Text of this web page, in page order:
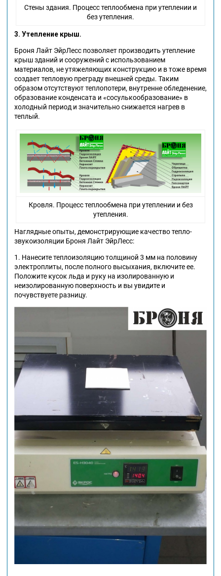
Стены здания. Процесс теплообмена при утеплении и
без утепления.
3. Утепление крыш.
Броня Лайт ЭйрЛесс позволяет производить утепление
крыш зданий и сооружений с использованием
материалов, не утяжеляющих конструкцию и в тоже время
создает тепловую преграду внешней среды. Таким
образом отсутствуют теплопотери, внутренне обледенение,
образование конденсата и «сосулькообразование» в
холодный период и значительно снижается нагрев в
теплый.
Кровля. Процесс теплообмена при утеплении и без
утепления.
Наглядные опыты, демонстрирующие качество тепло-
звукоизоляции Броня Лайт ЭйрЛесс:
1. Нанесите теплоизоляцию толщиной 3 мм на половину
электроплиты, после полного высыхания, включите ее.
Положите кусок льда и руку на изолированную и
неизолированную поверхность и вы увидите и
почувствуете разницу.